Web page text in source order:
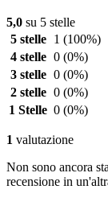
5,0 su 5 stelle
5 stelle
1 (100%)
4 stelle 0 (0%)
3 stelle 0 (0%)
2 stelle 0 (0%)
1 Stelle 0 (0%)
1 valutazione
Non sono ancora
recensione in